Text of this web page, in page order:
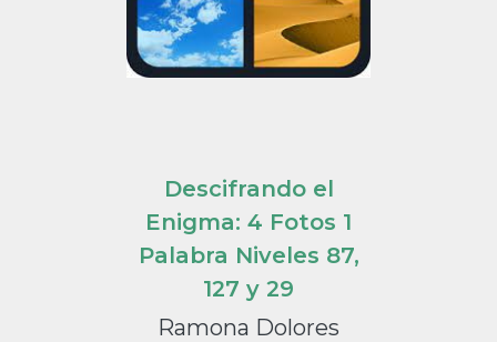
Descifrando el
Enigma: 4 Fotos 1
Palabra Niveles 87,
127 y 29
Ramona Dolores